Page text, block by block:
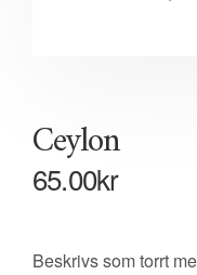
Ceylon
65.00kr
Beskrivs som torrt